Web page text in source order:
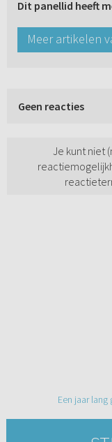
Dit panellid heeft
Meer artikelen
Geen reacties
Je kunt niet
Een jaar